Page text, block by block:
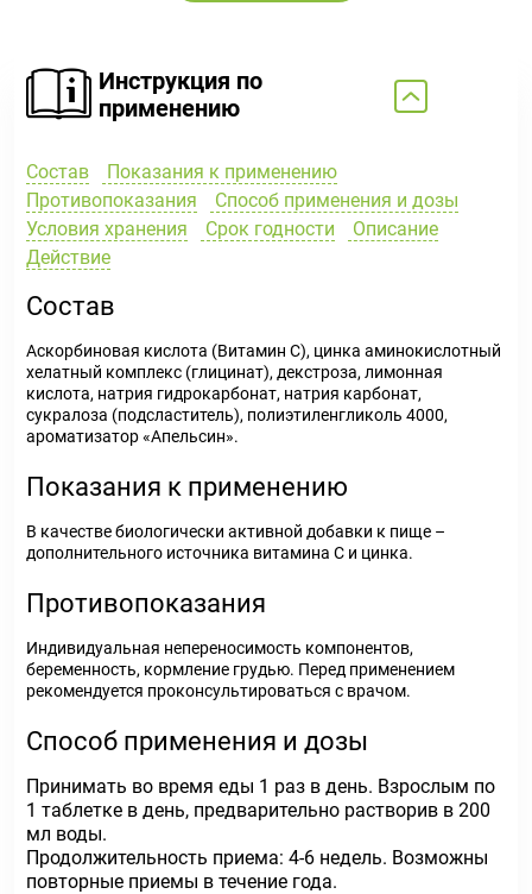
Инструкция по
применению
Состав
Показания к применению
Противопоказания
Способ применения и дозы
Условия хранения
Срок годности
Описание
Действие
Состав
Аскорбиновая кислота (Витамин С), цинка аминокислотный
хелатный комплекс (глицинат), декстроза, лимонная
кислота, натрия гидрокарбонат, натрия карбонат,
сукралоза (подсластитель), полиэтиленгликоль 4000,
ароматизатор «Апельсин».
Показания к применению
В качестве биологически активной добавки к пище –
дополнительного источника витамина С и цинка.
Противопоказания
Индивидуальная непереносимость компонентов,
беременность, кормление грудью. Перед применением
рекомендуется проконсультироваться с врачом.
Способ применения и дозы
Принимать во время еды 1 раз в день. Взрослым по
1 таблетке в день, предварительно растворив в 200
мл воды.
Продолжительность приема: 4-6 недель. Возможны
повторные приемы в течение года.